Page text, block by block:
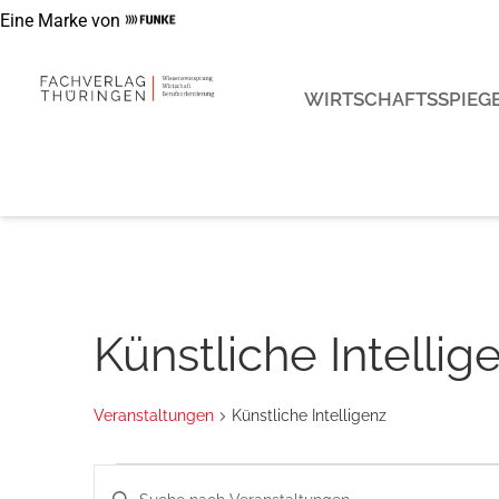
Eine Marke von
Künstliche
Veranstaltungen Künstliche Intelligenz
Veranstaltungen
Bitte